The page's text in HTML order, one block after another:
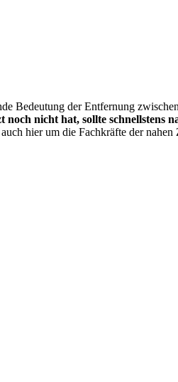
Bedeutung der Entfernung
nicht hat, sollte schnellstens
hier um die Fachkräfte der